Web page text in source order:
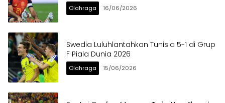
Olahraga 16/06/2026
Swedia Luluhlantahkan Tunisia 5-1 di Grup
F Piala Dunia 2026
Olahraga 15/06/2026